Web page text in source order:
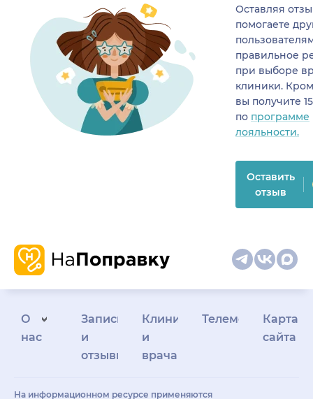
Оставляя
помогаете
правильное
при выборе
клиники.
вы получите
по программе
лояльности.
Оставить
отзыв
О
нас
Запись
и
отзывы
Клиникам
и
врачам
Телемедицина
Карта
сайта
На информационном ресурсе применяются